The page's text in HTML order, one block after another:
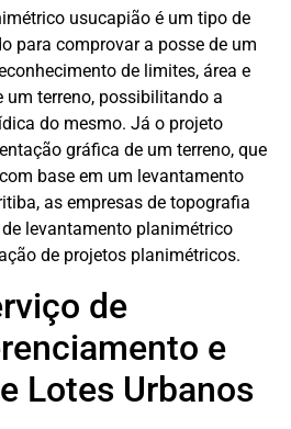
usucapião é um tipo de
para comprovar a posse de um
de limites, área e
um terreno, possibilitando a
do mesmo. Já o projeto
gráfica de um terreno, que
base em um levantamento
as empresas de topografia
levantamento planimétrico
de projetos planimétricos.
de
e
Lotes Urbanos